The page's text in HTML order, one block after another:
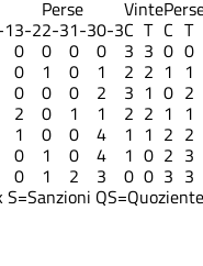
Perse Vinte
3-22-31-30-3C T C T
0 0 0 0 3 3 0 0
0 1 0 1 2 2 1 1
0 0 0 2 3 1 0 2
2 0 1 1 2 2 1 1
1 0 0 4 1 1 2 2
0 1 0 4 1 0 2 3
0 1 2 3 0 0 3 3
S=Sanzioni